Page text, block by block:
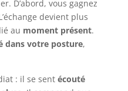
D’abord, vous gagnez
devient plus
au moment présent.
dans votre posture,
: il se sent écouté